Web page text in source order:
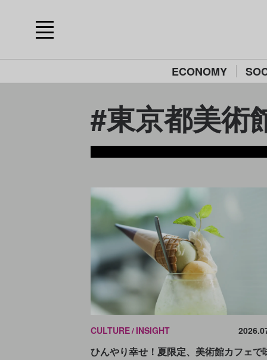
ECONOMY
#東京都美術
CULTURE INSIGHT
ひんやり幸せ！夏限定、美術館カフェで